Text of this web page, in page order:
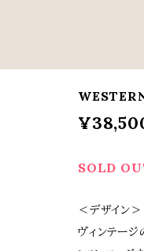
SOLD
＜デザイン＞
ヴィンテー